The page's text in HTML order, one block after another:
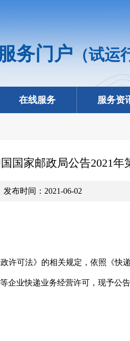
务门户（试运
在线服务 服务资
国家邮政局公告2021年
发布时间：2021-06-02
许可法》的相关规定，依照《快
企业快递业务经营许可，现予公告